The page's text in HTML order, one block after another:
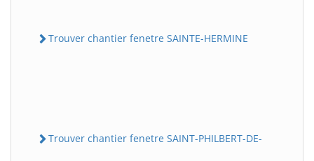
Trouver chantier fenetre SAINTE-HERMINE
Trouver chantier fenetre SAINT-PHILBERT-DE-